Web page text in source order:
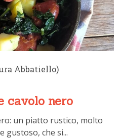
Abbatiello)
cavolo nero
un piatto rustico, molto
gustoso, che si...